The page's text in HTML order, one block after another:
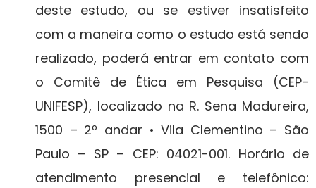
deste estudo, ou se estiver insatisfeito
com a maneira como o estudo está sendo
realizado, poderá entrar em contato com
o Comitê de Ética em Pesquisa (CEP-
UNIFESP), localizado na R. Sena Madureira,
1500 – 2º andar • Vila Clementino – São
Paulo – SP – CEP: 04021-001. Horário de
atendimento presencial e telefônico: